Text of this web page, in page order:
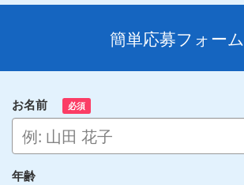
簡単応募フォーム
お名前 必須
年齢